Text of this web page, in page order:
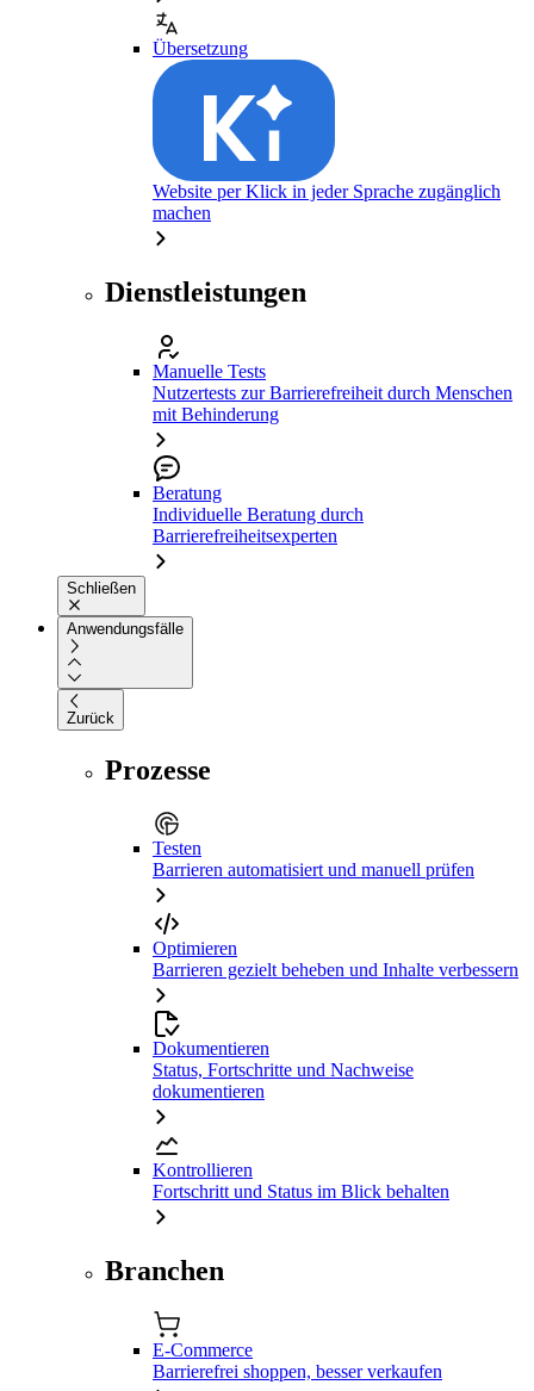
Übersetzung
Website per Klick in jeder Sprache zugänglich
machen
Dienstleistungen
Manuelle Tests
Nutzertests zur Barrierefreiheit durch Menschen
mit Behinderung
Beratung
Individuelle Beratung durch
Barrierefreiheitsexperten
Schließen
Anwendungsfälle
Zurück
Prozesse
Testen
Barrieren automatisiert und manuell prüfen
Optimieren
Barrieren gezielt beheben und Inhalte verbessern
Dokumentieren
Status, Fortschritte und Nachweise
dokumentieren
Kontrollieren
Fortschritt und Status im Blick behalten
Branchen
E-Commerce
Barrierefrei shoppen, besser verkaufen